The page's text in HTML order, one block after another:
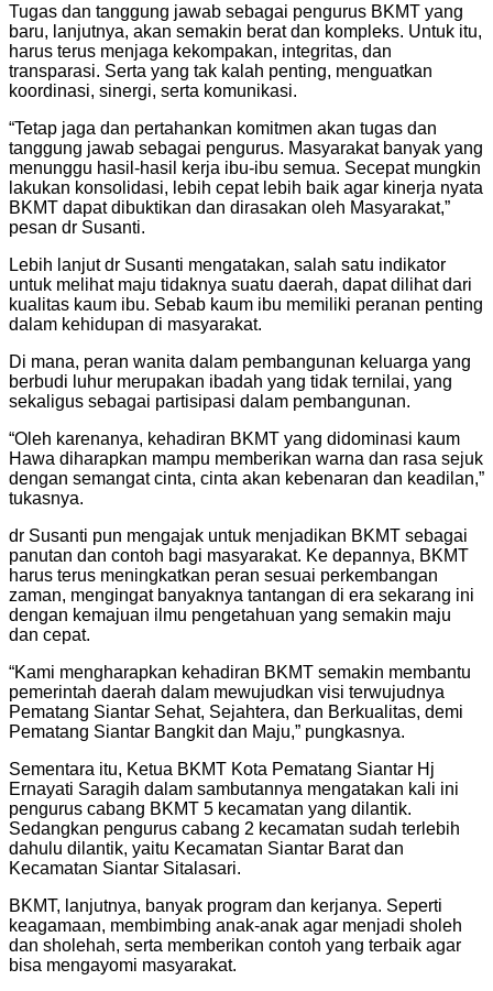
Tugas dan tanggung jawab sebagai pengurus BKMT yang
baru, lanjutnya, akan semakin berat dan kompleks. Untuk itu,
harus terus menjaga kekompakan, integritas, dan
transparasi. Serta yang tak kalah penting, menguatkan
koordinasi, sinergi, serta komunikasi.
“Tetap jaga dan pertahankan komitmen akan tugas dan
tanggung jawab sebagai pengurus. Masyarakat banyak yang
menunggu hasil-hasil kerja ibu-ibu semua. Secepat mungkin
lakukan konsolidasi, lebih cepat lebih baik agar kinerja nyata
BKMT dapat dibuktikan dan dirasakan oleh Masyarakat,”
pesan dr Susanti.
Lebih lanjut dr Susanti mengatakan, salah satu indikator
untuk melihat maju tidaknya suatu daerah, dapat dilihat dari
kualitas kaum ibu. Sebab kaum ibu memiliki peranan penting
dalam kehidupan di masyarakat.
Di mana, peran wanita dalam pembangunan keluarga yang
berbudi luhur merupakan ibadah yang tidak ternilai, yang
sekaligus sebagai partisipasi dalam pembangunan.
“Oleh karenanya, kehadiran BKMT yang didominasi kaum
Hawa diharapkan mampu memberikan warna dan rasa sejuk
dengan semangat cinta, cinta akan kebenaran dan keadilan,”
tukasnya.
dr Susanti pun mengajak untuk menjadikan BKMT sebagai
panutan dan contoh bagi masyarakat. Ke depannya, BKMT
harus terus meningkatkan peran sesuai perkembangan
zaman, mengingat banyaknya tantangan di era sekarang ini
dengan kemajuan ilmu pengetahuan yang semakin maju
dan cepat.
“Kami mengharapkan kehadiran BKMT semakin membantu
pemerintah daerah dalam mewujudkan visi terwujudnya
Pematang Siantar Sehat, Sejahtera, dan Berkualitas, demi
Pematang Siantar Bangkit dan Maju,” pungkasnya.
Sementara itu, Ketua BKMT Kota Pematang Siantar Hj
Ernayati Saragih dalam sambutannya mengatakan kali ini
pengurus cabang BKMT 5 kecamatan yang dilantik.
Sedangkan pengurus cabang 2 kecamatan sudah terlebih
dahulu dilantik, yaitu Kecamatan Siantar Barat dan
Kecamatan Siantar Sitalasari.
BKMT, lanjutnya, banyak program dan kerjanya. Seperti
keagamaan, membimbing anak-anak agar menjadi sholeh
dan sholehah, serta memberikan contoh yang terbaik agar
bisa mengayomi masyarakat.